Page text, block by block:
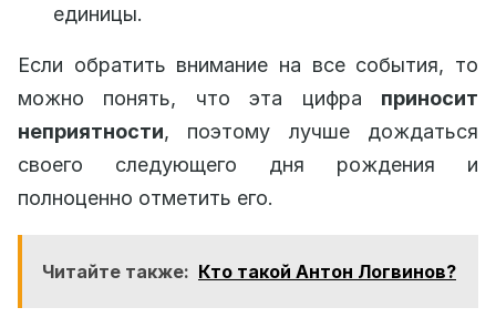
единицы.
Если обратить внимание на все события, то
можно понять, что эта цифра приносит
неприятности, поэтому лучше дождаться
своего следующего дня рождения и
полноценно отметить его.
Читайте также: Кто такой Антон Логвинов?